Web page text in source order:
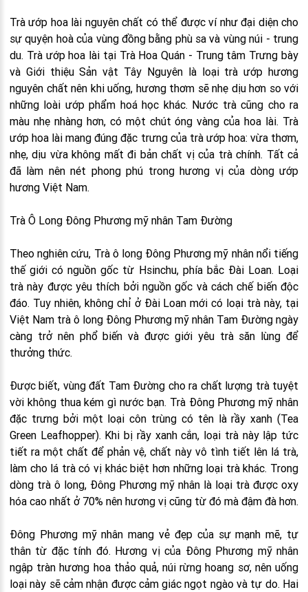
Trà ướp hoa lài nguyên chất có thể được ví như đại diện cho
sự quyện hoà của vùng đồng bằng phù sa và vùng núi - trung
du. Trà ướp hoa lài tại Trà Hoa Quán - Trung tâm Trưng bày
và Giới thiệu Sản vật Tây Nguyên là loại trà ướp hương
nguyên chất nên khi uống, hương thơm sẽ nhẹ dịu hơn so với
những loài ướp phẩm hoá học khác. Nước trà cũng cho ra
màu nhẹ nhàng hơn, có một chút óng vàng của hoa lài. Trà
ướp hoa lài mang đúng đặc trưng của trà ướp hoa: vừa thơm,
nhẹ, dịu vừa không mất đi bản chất vị của trà chính. Tất cả
đã làm nên nét phong phú trong hương vị của dòng ướp
hương Việt Nam.
Trà Ô Long Đông Phương mỹ nhân Tam Đường
Theo nghiên cứu, Trà ô long Đông Phương mỹ nhân nổi tiếng
thế giới có nguồn gốc từ Hsinchu, phía bắc Đài Loan. Loại
trà này được yêu thích bởi nguồn gốc và cách chế biến độc
đáo. Tuy nhiên, không chỉ ở Đài Loan mới có loại trà này, tại
Việt Nam trà ô long Đông Phương mỹ nhân Tam Đường ngày
càng trở nên phổ biến và được giới yêu trà săn lùng để
thưởng thức.
Được biết, vùng đất Tam Đường cho ra chất lượng trà tuyệt
vời không thua kém gì nước bạn. Trà Đông Phương mỹ nhân
đặc trưng bởi một loại côn trùng có tên là rầy xanh (Tea
Green Leafhopper). Khi bị rầy xanh cắn, loại trà này lập tức
tiết ra một chất để phản vệ, chất này vô tình tiết lên lá trà,
làm cho lá trà có vị khác biệt hơn những loại trà khác. Trong
dòng trà ô long, Đông Phương mỹ nhân là loại trà được oxy
hóa cao nhất ở 70% nên hương vị cũng từ đó mà đậm đà hơn.
Đông Phương mỹ nhân mang vẻ đẹp của sự mạnh mẽ, tự
thân từ đặc tính đó. Hương vị của Đông Phương mỹ nhân
ngập tràn hương hoa thảo quả, núi rừng hoang sơ, nên uống
loại này sẽ cảm nhận được cảm giác ngọt ngào và tự do. Hai